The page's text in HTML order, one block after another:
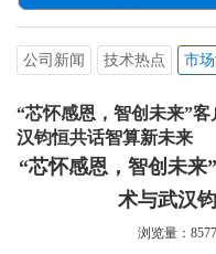
公司新闻 技术热点 市
“芯怀感恩，智创未来”
汉钧恒共话智算新未来
“芯怀感恩，智创未
术与武汉
浏览量： 8577